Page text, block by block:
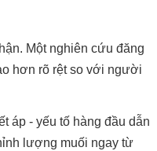
Một nghiên cứu đăng
hơn rõ rệt so với người
áp - yếu tố hàng đầu dẫn
lượng muối ngay từ